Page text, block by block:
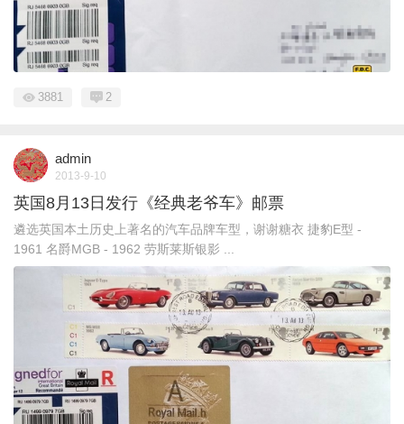
3881 2
admin
2013-9-10
英国8月13日发行《经典老爷车》邮票
遴选英国本土历史上著名的汽车品牌车型，谢谢糖衣 捷豹E型 -
1961 名爵MGB - 1962 劳斯莱斯银影 ...